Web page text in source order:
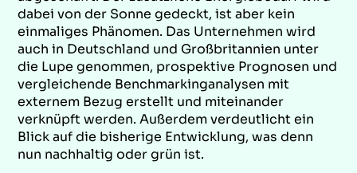
dabei von der Sonne gedeckt, ist aber kein
einmaliges Phänomen. Das Unternehmen wird
auch in Deutschland und Großbritannien unter
die Lupe genommen, prospektive Prognosen und
vergleichende Benchmarkinganalysen mit
externem Bezug erstellt und miteinander
verknüpft werden. Außerdem verdeutlicht ein
Blick auf die bisherige Entwicklung, was denn
nun nachhaltig oder grün ist.